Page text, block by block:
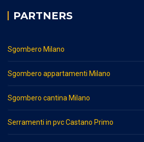
PARTNERS
Sgombero Milano
Sgombero appartamenti Milano
Sgombero cantina Milano
Serramenti in pvc Castano Primo